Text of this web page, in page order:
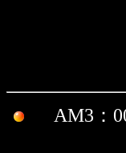
AM3：